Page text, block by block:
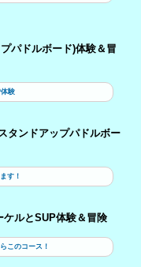
パドルボード)体験＆冒
験
タンドアップパドルボー
す！
ルとSUP体験＆冒険
このコース！